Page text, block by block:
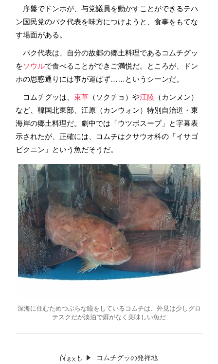
序盤でドンホが、与党議員を動かすことができるテハ
ン国民党のパク代表を味方につけようと、食事をもてな
す場面がある。
パク代表は、自分の故郷の郷土料理であるコムチグッ
をソウルで食べることができご満悦だ。ところが、ドン
ホの思惑通りには事が運ばず……というシーンだ。
コムチグッは、 束草 （ソクチョ）や江陵 （カンヌン）
など、韓国北東部、江原（カンウォン）特別自治道・東
海岸の郷土料理だ。劇中では「ウツボスープ」と字幕表
示されたが、正確には、コムチはクサウオ科の「イサゴ
ビクニン」という魚だそうだ。
深海に住むためつぶらな瞳をしているコムチは、外見は少しグロ
テスクだが淡泊で癖がなく美味しい魚だ
コムチグッの発祥地